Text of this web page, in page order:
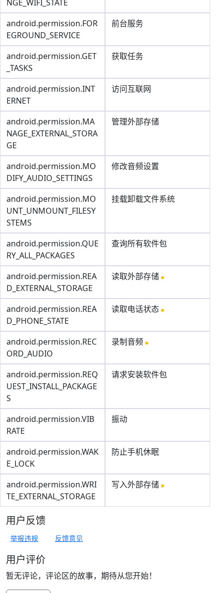
NGE_WIFI_STATE
android.permission.FOR
EGROUND_SERVICE
前台服务
android.permission.GET
_TASKS
获取任务
android.permission.INT
ERNET
访问互联网
android.permission.MA
NAGE_EXTERNAL_STORA
GE
管理外部存储
android.permission.MO
DIFY_AUDIO_SETTINGS
修改音频设置
android.permission.MO
UNT_UNMOUNT_FILESY
STEMS
挂载卸载文件系统
android.permission.QUE
RY_ALL_PACKAGES
查询所有软件包
android.permission.REA
D_EXTERNAL_STORAGE
读取外部存储
android.permission.REA
D_PHONE_STATE
读取电话状态
android.permission.REC
ORD_AUDIO
录制音频
android.permission.REQ
UEST_INSTALL_PACKAGE
S
请求安装软件包
android.permission.VIB
RATE
振动
android.permission.WAK
E_LOCK
防止手机休眠
android.permission.WRI
TE_EXTERNAL_STORAGE
写入外部存储
用户反馈
举报违规 反馈意见
用户评价
暂无评论，评论区的故事，期待从您开始！